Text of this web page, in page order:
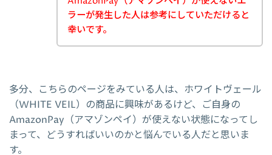
ラーが発生した人は参考にしていただけると
幸いです。
多分、こちらのページをみている人は、ホワイトヴェール
（WHITE VEIL）の商品に興味があるけど、ご自身の
AmazonPay（アマゾンペイ）が使えない状態になってし
まって、どうすればいいのかと悩んでいる人だと思いま
す。